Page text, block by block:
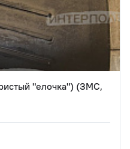
"елочка") (ЗМС,